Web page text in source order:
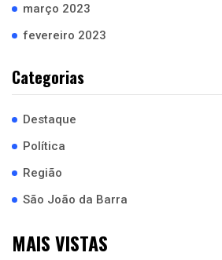
março 2023
fevereiro 2023
Categorias
Destaque
Política
Região
São João da Barra
MAIS VISTAS